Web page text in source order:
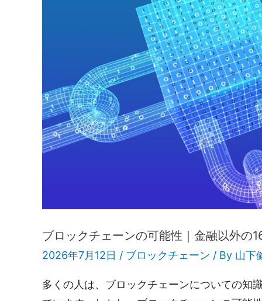
ブロックチェーンの可能性｜金融以外の
2026年7月12日 / ブロックチェーン / By 山下
多くの人は、ブロックチェーンについての知